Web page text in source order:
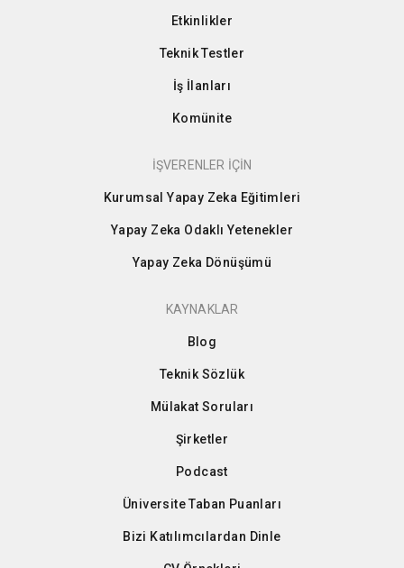
Etkinlikler
Teknik Testler
İş İlanları
Komünite
İŞVERENLER İÇİN
Kurumsal Yapay Zeka Eğitimleri
Yapay Zeka Odaklı Yetenekler
Yapay Zeka Dönüşümü
KAYNAKLAR
Blog
Teknik Sözlük
Mülakat Soruları
Şirketler
Podcast
Üniversite Taban Puanları
Bizi Katılımcılardan Dinle